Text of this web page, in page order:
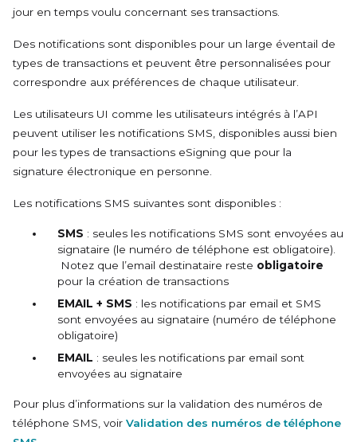
jour en temps voulu concernant ses transactions.
Des notifications sont disponibles pour un large éventail de
types de transactions et peuvent être personnalisées pour
correspondre aux préférences de chaque utilisateur.
Les utilisateurs UI comme les utilisateurs intégrés à l’API
peuvent utiliser les notifications SMS, disponibles aussi bien
pour les types de transactions eSigning que pour la
signature électronique en personne.
Les notifications SMS suivantes sont disponibles :
SMS : seules les notifications SMS sont envoyées au
signataire (le numéro de téléphone est obligatoire).
Notez que l’email destinataire reste obligatoire
pour la création de transactions
EMAIL + SMS : les notifications par email et SMS
sont envoyées au signataire (numéro de téléphone
obligatoire)
EMAIL : seules les notifications par email sont
envoyées au signataire
Pour plus d’informations sur la validation des numéros de
téléphone SMS, voir Validation des numéros de téléphone